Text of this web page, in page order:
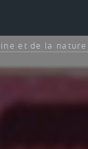
et de la